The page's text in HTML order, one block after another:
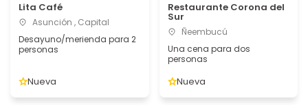
Lita Café
Asunción , Capital
Desayuno/merienda para 2
personas
Nueva
Restaurante Corona del
Sur
Ñeembucú
Una cena para dos
personas
Nueva